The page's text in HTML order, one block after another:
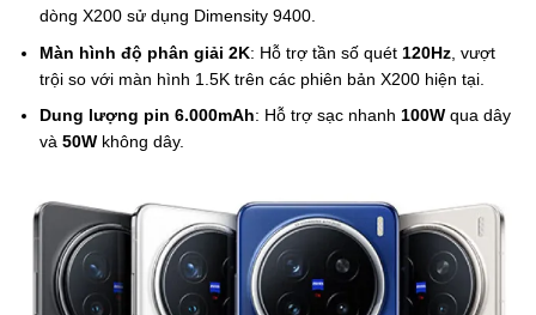
dòng X200 sử dụng Dimensity 9400.
Màn hình độ phân giải 2K: Hỗ trợ tần số quét 120Hz , vượt
trội so với màn hình 1.5K trên các phiên bản X200 hiện tại.
Dung lượng pin 6.000mAh: Hỗ trợ sạc nhanh100W qua dây
và50W không dây.